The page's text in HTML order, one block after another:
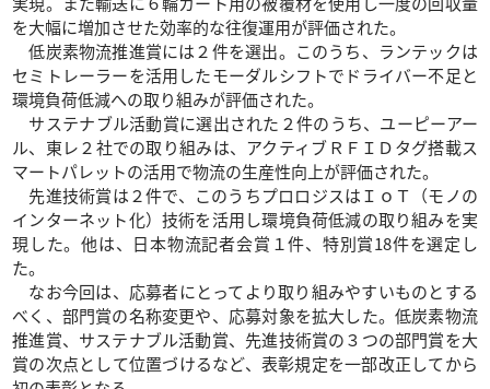
を大幅に増加させた効率的な往復運用が評価された。
低炭素物流推進賞には２件を選出。このうち、ランテックは
セミトレーラーを活用したモーダルシフトでドライバー不足と
環境負荷低減への取り組みが評価された。
サステナブル活動賞に選出された２件のうち、ユーピーアー
ル、東レ２社での取り組みは、アクティブＲＦＩＤタグ搭載ス
マートパレットの活用で物流の生産性向上が評価された。
先進技術賞は２件で、このうちプロロジスはＩｏＴ（モノの
インターネット化）技術を活用し環境負荷低減の取り組みを実
現した。他は、日本物流記者会賞１件、特別賞18件を選定し
た。
なお今回は、応募者にとってより取り組みやすいものとする
べく、部門賞の名称変更や、応募対象を拡大した。低炭素物流
推進賞、サステナブル活動賞、先進技術賞の３つの部門賞を大
賞の次点として位置づけるなど、表彰規定を一部改正してから